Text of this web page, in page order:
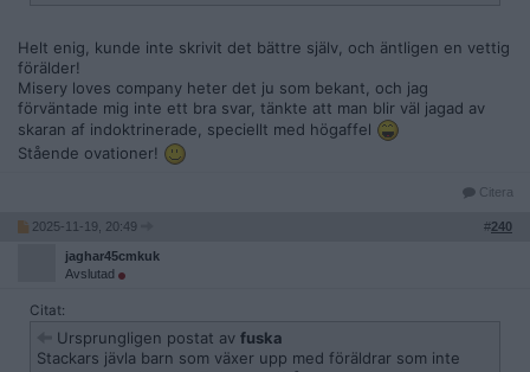
Helt enig, kunde inte skrivit det bättre själv, och äntligen en vettig
förälder!
Misery loves company heter det ju som bekant, och jag
förväntade mig inte ett bra svar, tänkte att man blir väl jagad av
skaran af indoktrinerade, speciellt med högaffel
Stående ovationer!
Citera
2025-11-19, 20:49 #240
jaghar45cmkuk
Avslutad
Citat:
Ursprungligen postat av fuska
Stackars jävla barn som växer upp med föräldrar som inte